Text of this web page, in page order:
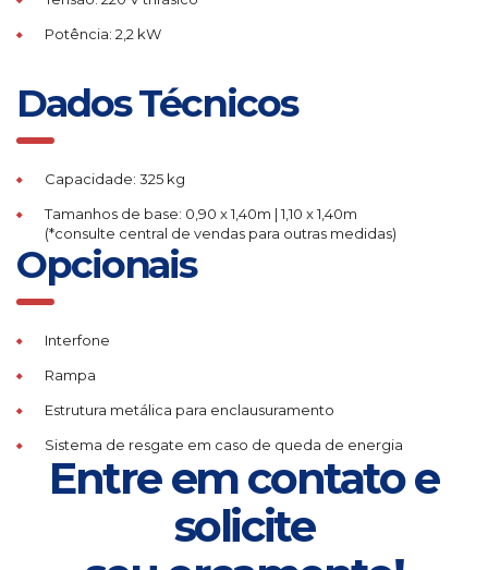
Potência: 2,2 kW
Dados Técnicos
Capacidade: 325 kg
Tamanhos de base: 0,90 x 1,40m | 1,10 x 1,40m
(*consulte central de vendas para outras medidas)
Opcionais
Interfone
Rampa
Estrutura metálica para enclausuramento
Sistema de resgate em caso de queda de energia
Entre em contato e
solicite